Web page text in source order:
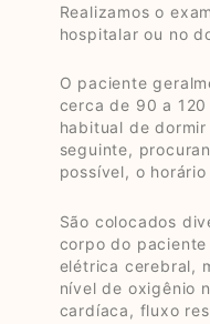
Realizamos o
hospitalar ou no
O paciente
cerca de 90 a
habitual de
seguinte,
possível, o
São colocados
corpo do
elétrica cerebral,
nível de oxigênio
cardíaca, fluxo